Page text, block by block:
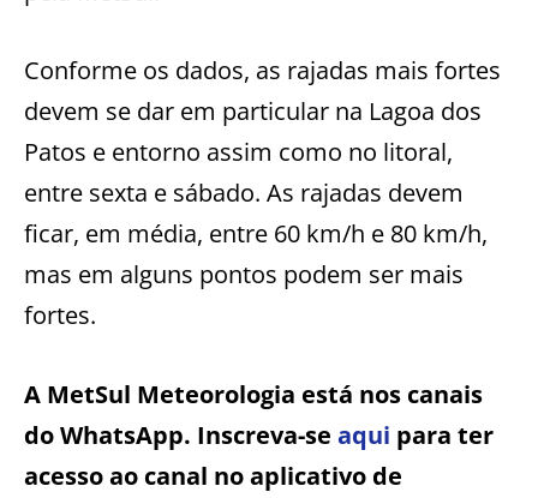
Conforme os dados, as rajadas mais fortes
devem se dar em particular na Lagoa dos
Patos e entorno assim como no litoral,
entre sexta e sábado. As rajadas devem
ficar, em média, entre 60 km/h e 80 km/h,
mas em alguns pontos podem ser mais
fortes.
A MetSul Meteorologia está nos canais
do WhatsApp. Inscreva-se aqui para ter
acesso ao canal no aplicativo de